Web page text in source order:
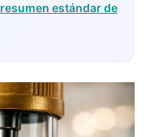
resumen estándar de